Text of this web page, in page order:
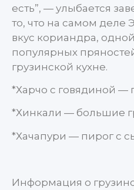
есть”, — улыбается
то, что на самом деле
вкус кориандра,
популярных
грузинской кухне.
*Харчо с говядиной —
*Хинкали — большие
*Хачапури — пирог с
Информация о